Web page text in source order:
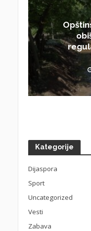
Kategorije
Dijaspora
Sport
Uncategorized
Vesti
Zabava